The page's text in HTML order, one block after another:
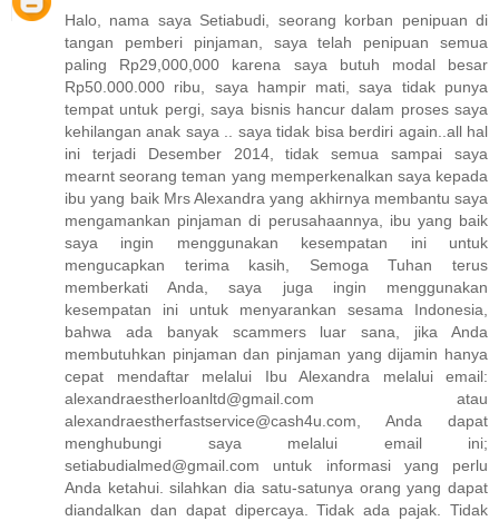
Halo, nama saya Setiabudi, seorang korban penipuan di
tangan pemberi pinjaman, saya telah penipuan semua
paling Rp29,000,000 karena saya butuh modal besar
Rp50.000.000 ribu, saya hampir mati, saya tidak punya
tempat untuk pergi, saya bisnis hancur dalam proses saya
kehilangan anak saya .. saya tidak bisa berdiri again..all hal
ini terjadi Desember 2014, tidak semua sampai saya
mearnt seorang teman yang memperkenalkan saya kepada
ibu yang baik Mrs Alexandra yang akhirnya membantu saya
mengamankan pinjaman di perusahaannya, ibu yang baik
saya ingin menggunakan kesempatan ini untuk
mengucapkan terima kasih, Semoga Tuhan terus
memberkati Anda, saya juga ingin menggunakan
kesempatan ini untuk menyarankan sesama Indonesia,
bahwa ada banyak scammers luar sana, jika Anda
membutuhkan pinjaman dan pinjaman yang dijamin hanya
cepat mendaftar melalui Ibu Alexandra melalui email:
alexandraestherloanltd@gmail.com atau
alexandraestherfastservice@cash4u.com, Anda dapat
menghubungi saya melalui email ini;
setiabudialmed@gmail.com untuk informasi yang perlu
Anda ketahui. silahkan dia satu-satunya orang yang dapat
diandalkan dan dapat dipercaya. Tidak ada pajak. Tidak